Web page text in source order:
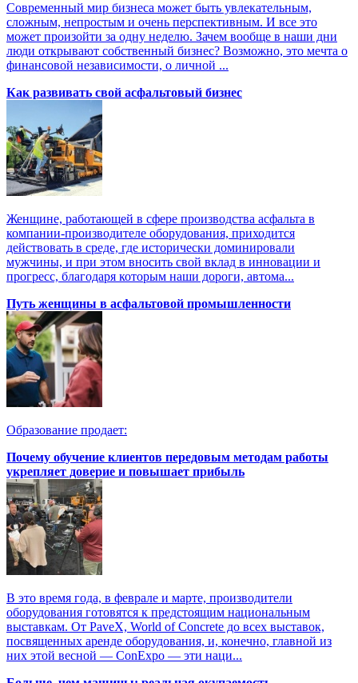
Современный мир бизнеса может быть увлекательным,
сложным, непростым и очень перспективным. И все это
может произойти за одну неделю. Зачем вообще в наши дни
люди открывают собственный бизнес? Возможно, это мечта о
финансовой независимости, о личной ...
Как развивать свой асфальтовый бизнес
Женщине, работающей в сфере производства асфальта в
компании-производителе оборудования, приходится
действовать в среде, где исторически доминировали
мужчины, и при этом вносить свой вклад в инновации и
прогресс, благодаря которым наши дороги, автома...
Путь женщины в асфальтовой промышленности
Образование продает:
Почему обучение клиентов передовым методам работы
укрепляет доверие и повышает прибыль
В это время года, в феврале и марте, производители
оборудования готовятся к предстоящим национальным
выставкам. От PaveX, World of Concrete до всех выставок,
посвященных аренде оборудования, и, конечно, главной из
них этой весной — ConExpo — эти наци...